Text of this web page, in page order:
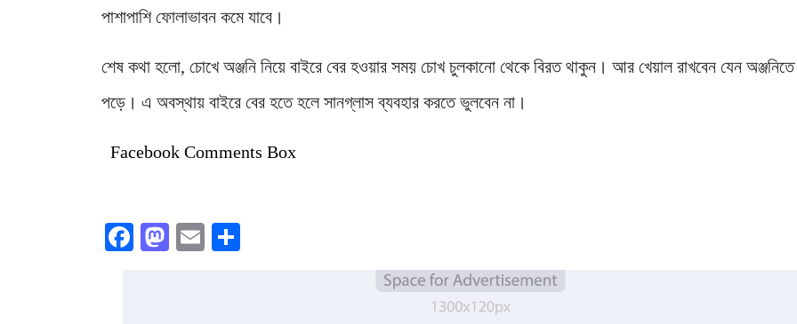
পাশাপাশি ফোলাভাবন কমে যাবে।
শেষ কথা হলো, চোখে অঞ্জনি নিয়ে বাইরে বের হওয়ার সময় চোখ চুলকানো থেকে বিরত থাকুন। আর খেয়াল রাখবেন যেন অঞ্জনিতে
পড়ে। এ অবস্থায় বাইরে বের হতে হলে সানগ্লাস ব্যবহার করতে ভুলবেন না।
Facebook Comments Box
Facebook
Mastodon
Email